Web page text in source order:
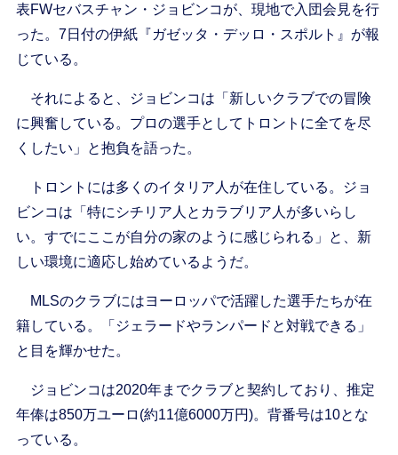
表FWセバスチャン・ジョビンコが、現地で入団会見を行
った。7日付の伊紙『ガゼッタ・デッロ・スポルト』が報
じている。
それによると、ジョビンコは「新しいクラブでの冒険
に興奮している。プロの選手としてトロントに全てを尽
くしたい」と抱負を語った。
トロントには多くのイタリア人が在住している。ジョ
ビンコは「特にシチリア人とカラブリア人が多いらし
い。すでにここが自分の家のように感じられる」と、新
しい環境に適応し始めているようだ。
MLSのクラブにはヨーロッパで活躍した選手たちが在
籍している。「ジェラードやランパードと対戦できる」
と目を輝かせた。
ジョビンコは2020年までクラブと契約しており、推定
年俸は850万ユーロ(約11億6000万円)。背番号は10とな
っている。